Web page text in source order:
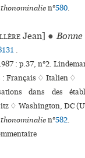
n°580.
Jean] ●
.
: p.37, n°2.
: Français ♢ Italien ♢
dans des
♢ Washington, DC
n°582.